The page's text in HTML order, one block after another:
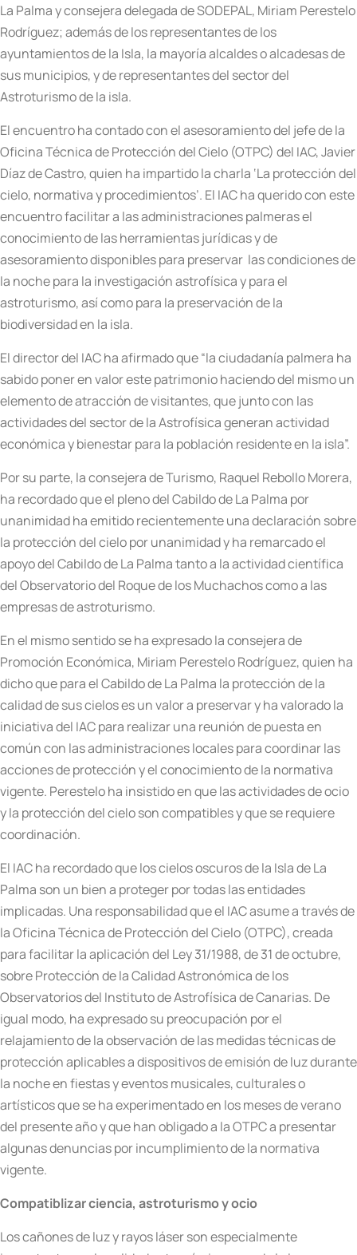
La Palma y consejera delegada de SODEPAL, Miriam Perestelo
Rodríguez; además de los representantes de los
ayuntamientos de la Isla, la mayoría alcaldes o alcadesas de
sus municipios, y de representantes del sector del
Astroturismo de la isla.
El encuentro ha contado con el asesoramiento del jefe de la
Oficina Técnica de Protección del Cielo (OTPC) del IAC, Javier
Díaz de Castro, quien ha impartido la charla ‘La protección del
cielo, normativa y procedimientos’. El IAC ha querido con este
encuentro facilitar a las administraciones palmeras el
conocimiento de las herramientas jurídicas y de
asesoramiento disponibles para preservar las condiciones de
la noche para la investigación astrofísica y para el
astroturismo, así como para la preservación de la
biodiversidad en la isla.
El director del IAC ha afirmado que “la ciudadanía palmera ha
sabido poner en valor este patrimonio haciendo del mismo un
elemento de atracción de visitantes, que junto con las
actividades del sector de la Astrofísica generan actividad
económica y bienestar para la población residente en la isla”.
Por su parte, la consejera de Turismo, Raquel Rebollo Morera,
ha recordado que el pleno del Cabildo de La Palma por
unanimidad ha emitido recientemente una declaración sobre
la protección del cielo por unanimidad y ha remarcado el
apoyo del Cabildo de La Palma tanto a la actividad científica
del Observatorio del Roque de los Muchachos como a las
empresas de astroturismo.
En el mismo sentido se ha expresado la consejera de
Promoción Económica, Miriam Perestelo Rodríguez, quien ha
dicho que para el Cabildo de La Palma la protección de la
calidad de sus cielos es un valor a preservar y ha valorado la
iniciativa del IAC para realizar una reunión de puesta en
común con las administraciones locales para coordinar las
acciones de protección y el conocimiento de la normativa
vigente. Perestelo ha insistido en que las actividades de ocio
y la protección del cielo son compatibles y que se requiere
coordinación.
El IAC ha recordado que los cielos oscuros de la Isla de La
Palma son un bien a proteger por todas las entidades
implicadas. Una responsabilidad que el IAC asume a través de
la Oficina Técnica de Protección del Cielo (OTPC), creada
para facilitar la aplicación del Ley 31/1988, de 31 de octubre,
sobre Protección de la Calidad Astronómica de los
Observatorios del Instituto de Astrofísica de Canarias. De
igual modo, ha expresado su preocupación por el
relajamiento de la observación de las medidas técnicas de
protección aplicables a dispositivos de emisión de luz durante
la noche en fiestas y eventos musicales, culturales o
artísticos que se ha experimentado en los meses de verano
del presente año y que han obligado a la OTPC a presentar
algunas denuncias por incumplimiento de la normativa
vigente.
Compatiblizar ciencia, astroturismo y ocio
Los cañones de luz y rayos láser son especialmente